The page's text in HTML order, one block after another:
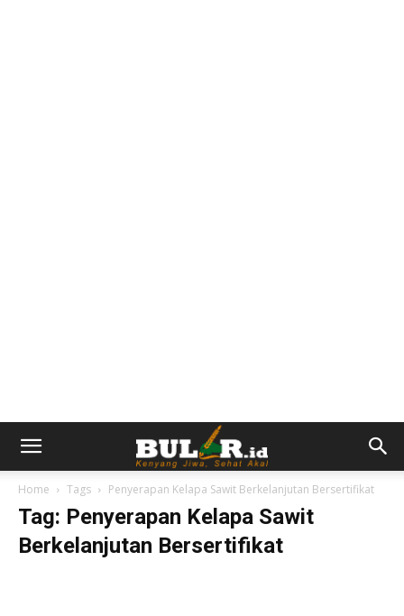
Home Tags Penyerapan Kelapa Sawit Berkelanjutan Bersertifikat
Tag: Penyerapan Kelapa Sawit
Berkelanjutan Bersertifikat